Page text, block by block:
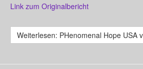
Link zum Originalbericht
Weiterlesen: PHenomenal Hope USA